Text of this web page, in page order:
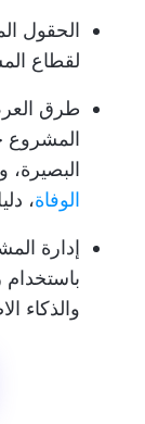
الحقول
لقطاع
طرق
المشروع
البصيرة،
الوفاة،
إدارة
باستخدام
والذكاء